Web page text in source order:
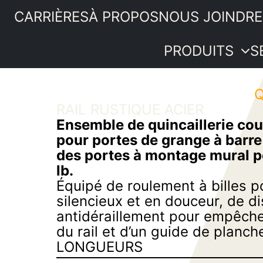
CARRIÈRESÀ PROPOSNOUS JOINDRE
PRODUITS
intérieures
Moulures et
boiseries
Quincaillerie
menuiserie
Revêtements
intérieurs
Plancher de
PRODUITS
SERVICES
IDÉES ET
ASTUCES
PROMOTIONS
SOUMISSION
RAIL RUSTIQUE ACIER
Ensemble de quincaillerie
pour portes de grange à
des portes à montage mural
lb.
Équipé de roulement à billes
silencieux et en douceur, de
antidéraillement pour
du rail et d’un guide de
LONGUEURS